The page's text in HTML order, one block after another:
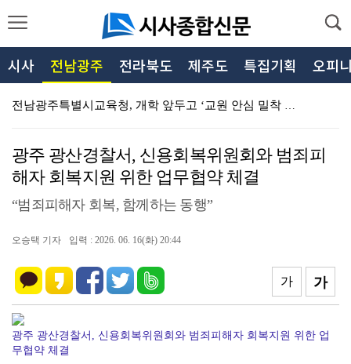
시사 전남광주 전라북도 제주도 특집기획 오피
전남광주특별시교육청, 개학 앞두고 ‘교원 안심 밀착 지…
광주경찰청, 범죄 수익 5,062억 원을 세탁한 범죄조…
장흥군청 김장우 선수, 국제대회 세단뛰기 정상 등극
신분증 확인, 한 번의 확인이 아이들의 미래를 지킵니다…
잠깐만요, 경찰입니다...그 순간 전화를 끊어야 합니다…
광주 광산경찰서, 신용회복위원회와 범죄피
해자 회복지원 위한 업무협약 체결
“범죄피해자 회복, 함께하는 동행”
오승택 기자 입력 : 2026. 06. 16(화) 20:44
가
가
광주 광산경찰서, 신용회복위원회와 범죄피해자 회복지원 위한 업
무협약 체결